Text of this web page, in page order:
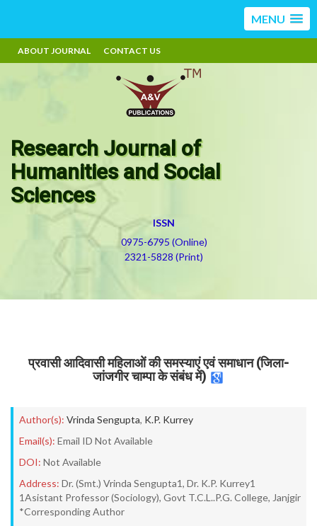
MENU
ABOUT JOURNAL CONTACT US
Research Journal of
Humanities and Social
Sciences
ISSN
0975-6795 (Online)
2321-5828 (Print)
प्रवासी आदिवासी महिलाओं की समस्याएं एवं समाधान (जिला-
जांजगीर चाम्पा के संबंध में)
Author(s): Vrinda Sengupta, K.P. Kurrey
Email(s): Email ID Not Available
DOI: Not Available
Address: Dr. (Smt.) Vrinda Sengupta1, Dr. K.P. Kurrey1
1Asistant Professor (Sociology), Govt T.C.L..P.G. College, Janjgir
*Corresponding Author